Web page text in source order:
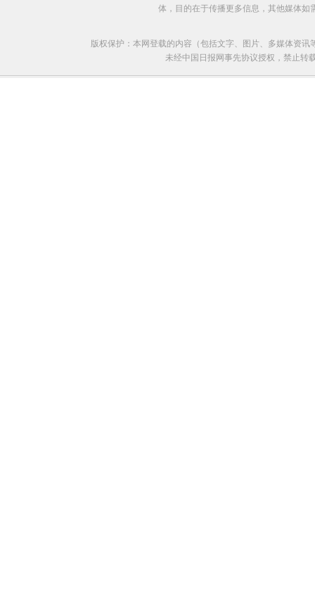
体，目的在于传播更多信息，其他媒体
版权保护：本网登载的内容（包括文字、图片、多媒体资
未经中国日报网事先协议授权，禁止转